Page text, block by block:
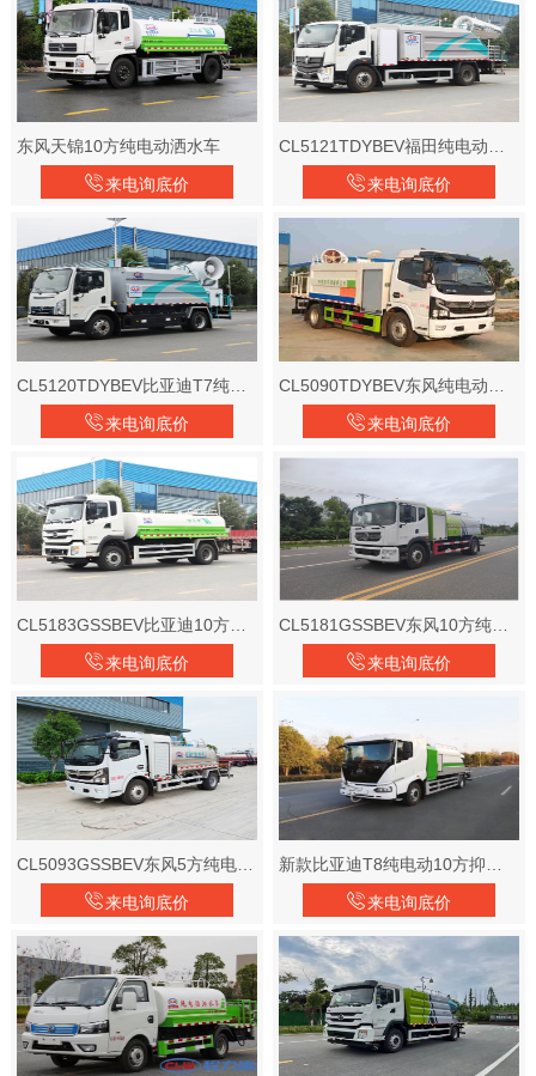
东风天锦10方纯电动洒水车
来电询底价
来电询底价
来电询底价
来电询底价
来电询底价
来电询底价
来电询底价
来电询底价